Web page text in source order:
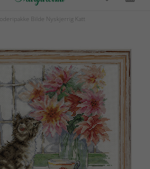
Bilde Nyskjerrig Katt